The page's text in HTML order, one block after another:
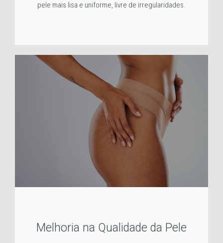
pele mais lisa e uniforme, livre de irregularidades.
Melhoria na Qualidade da Pele